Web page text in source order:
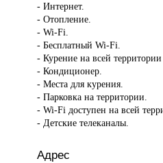
- Интернет.
- Отопление.
- Wi-Fi.
- Бесплатный Wi-Fi.
- Курение на всей
- Кондиционер.
- Места для курения.
- Парковка на территории.
- Wi-Fi доступен на всей
- Детские телеканалы.
Адрес